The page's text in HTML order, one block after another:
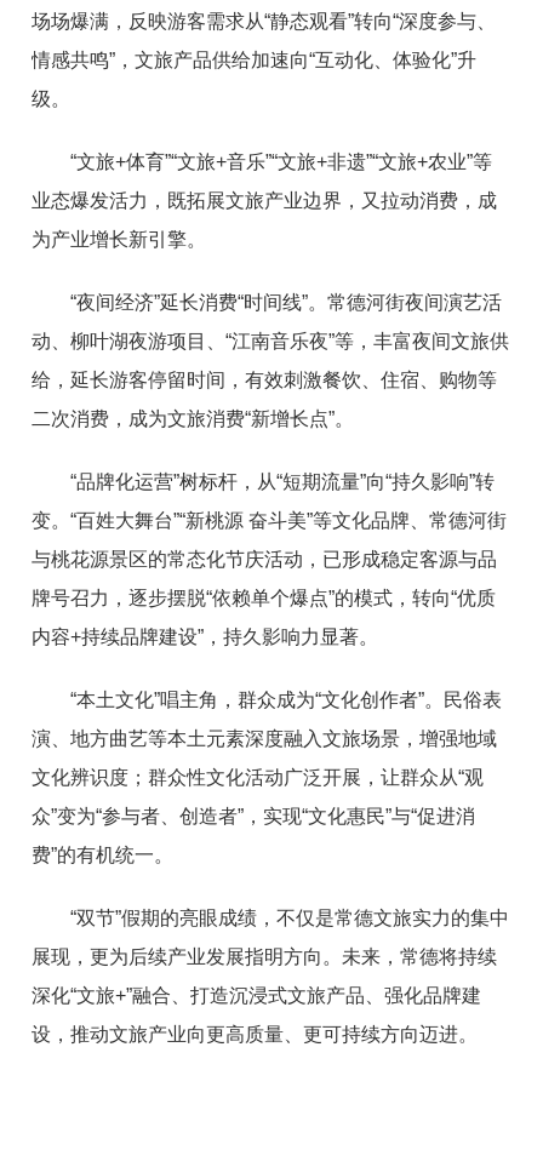
场场爆满，反映游客需求从“静态观看”转向“深度参与、
情感共鸣”，文旅产品供给加速向“互动化、体验化”升
级。
“文旅+体育”“文旅+音乐”“文旅+非遗”“文旅+农业”等
业态爆发活力，既拓展文旅产业边界，又拉动消费，成
为产业增长新引擎。
“夜间经济”延长消费“时间线”。常德河街夜间演艺活
动、柳叶湖夜游项目、“江南音乐夜”等，丰富夜间文旅供
给，延长游客停留时间，有效刺激餐饮、住宿、购物等
二次消费，成为文旅消费“新增长点”。
“品牌化运营”树标杆，从“短期流量”向“持久影响”转
变。“百姓大舞台”“新桃源 奋斗美”等文化品牌、常德河街
与桃花源景区的常态化节庆活动，已形成稳定客源与品
牌号召力，逐步摆脱“依赖单个爆点”的模式，转向“优质
内容+持续品牌建设”，持久影响力显著。
“本土文化”唱主角，群众成为“文化创作者”。民俗表
演、地方曲艺等本土元素深度融入文旅场景，增强地域
文化辨识度；群众性文化活动广泛开展，让群众从“观
众”变为“参与者、创造者”，实现“文化惠民”与“促进消
费”的有机统一。
“双节”假期的亮眼成绩，不仅是常德文旅实力的集中
展现，更为后续产业发展指明方向。未来，常德将持续
深化“文旅+”融合、打造沉浸式文旅产品、强化品牌建
设，推动文旅产业向更高质量、更可持续方向迈进。